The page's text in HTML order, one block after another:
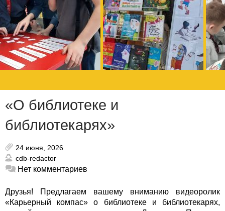
«О библиотеке и
библиотекарях»
24 июня, 2026
cdb-redactor
Нет комментариев
Друзья! Предлагаем вашему вниманию видеоролик
«Карьерный компас» о библиотеке и библиотекарях,